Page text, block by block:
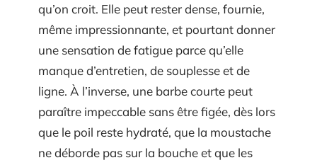
qu’on croit. Elle peut rester dense, fournie,
même impressionnante, et pourtant donner
une sensation de fatigue parce qu’elle
manque d’entretien, de souplesse et de
ligne. À l’inverse, une barbe courte peut
paraître impeccable sans être figée, dès lors
que le poil reste hydraté, que la moustache
ne déborde pas sur la bouche et que les